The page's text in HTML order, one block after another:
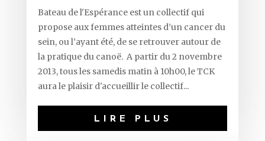
Bateau de l'Espérance est un collectif qui
propose aux femmes atteintes d’un cancer du
sein, ou l’ayant été, de se retrouver autour de
la pratique du canoë. A partir du 2 novembre
2013, tous les samedis matin à 10h00, le TCK
aura le plaisir d'accueillir le collectif...
LIRE PLUS